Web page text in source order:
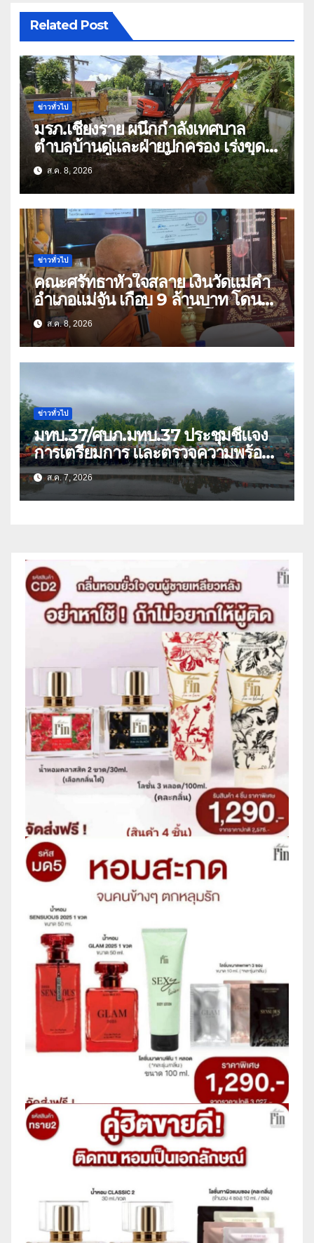
Related Post
ข่าวทั่วไป
มรภ.เชียงราย ผนึกกำลังเทศบาล
ตำบลบ้านดู่และฝ่ายปกครอง เร่งขุด
ลอกสิ่งกีดขวางทางน้ำ ป้องกันและลด
ปัญหาน้ำท่วม
ส.ค. 8, 2026
ข่าวทั่วไป
คณะศรัทธาหัวใจสลาย เงินวัดแม่คำ
อำเภอแม่จัน เกือบ 9 ล้านบาท โดน
แก๊งคอลเซ็นเตอร์หลอกให้โอนข้ามปีก
ว่า 66 บัญชี
ส.ค. 8, 2026
ข่าวทั่วไป
มทบ.37/ศบภ.มทบ.37 ประชุมชี้แจง
การเตรียมการ และตรวจความพร้อม
ด้านการบรรเทาสาธารณภัย
ส.ค. 7, 2026